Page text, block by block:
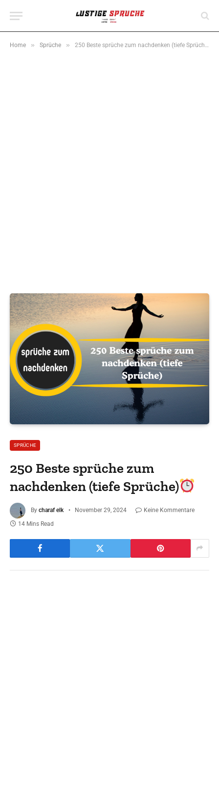
Home » Sprüche » 250 Beste sprüche zum nachdenken (tiefe Sprüche)
SPRÜCHE
250 Beste sprüche zum
nachdenken (tiefe Sprüche)
By charaf elk November 29, 2024
Keine Kommentare
14 Mins Read